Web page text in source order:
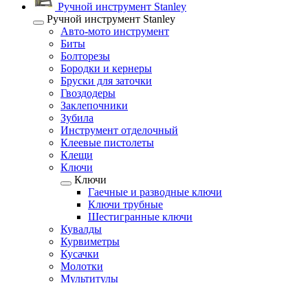
Ручной инструмент Stanley
Ручной инструмент Stanley
Авто-мото инструмент
Биты
Болторезы
Бородки и кернеры
Бруски для заточки
Гвоздодеры
Заклепочники
Зубила
Инструмент отделочный
Клеевые пистолеты
Клещи
Ключи
Ключи
Гаечные и разводные ключи
Ключи трубные
Шестигранные ключи
Кувалды
Курвиметры
Кусачки
Молотки
Мультитулы